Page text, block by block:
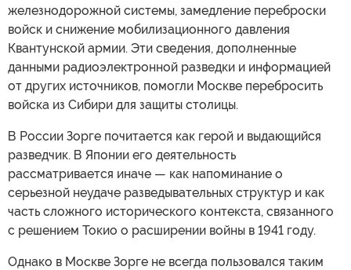
железнодорожной системы, замедление переброски
войск и снижение мобилизационного давления
Квантунской армии. Эти сведения, дополненные
данными радиоэлектронной разведки и информацией
от других источников, помогли Москве перебросить
войска из Сибири для защиты столицы.
В России Зорге почитается как герой и выдающийся
разведчик. В Японии его деятельность
рассматривается иначе — как напоминание о
серьезной неудаче разведывательных структур и как
часть сложного исторического контекста, связанного
с решением Токио о расширении войны в 1941 году.
Однако в Москве Зорге не всегда пользовался таким